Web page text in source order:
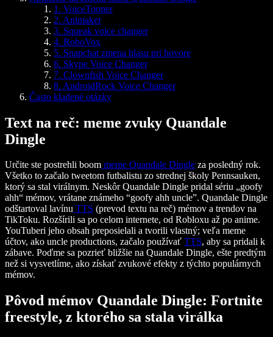
1. VoiceTooner
2. Animaker
3. Squeak voice changer
4. RoboVox
5. Snapchat zmena hlasu pri hovore
6. Skype Voice Changer
7. Clownfish Voice Changer
8. AndroidRock Voice Changer
Často kladené otázky
Text na reč: meme zvuky Quandale
Dingle
Určite ste postrehli boom meme Quandale Dingle za posledný rok.
Všetko to začalo tweetom futbalistu zo strednej školy Pennsauken,
ktorý sa stal virálnym. Neskôr Quandale Dingle pridal sériu „goofy
ahh“ mémov, vrátane známeho “goofy ahh uncle”. Quandale Dingle
odštartoval lavínu TTS (prevod textu na reč) mémov a trendov na
TikToku. Rozšírili sa po celom internete, od Robloxu až po anime.
YouTuberi jeho obsah preposielali a tvorili vlastný; veľa meme
účtov, ako uncle productions, začalo používať TTS, aby sa pridali k
zábave. Poďme sa pozrieť bližšie na Quandale Dingle, ešte predtým
než si vysvetlíme, ako získať zvukové efekty z týchto populárnych
mémov.
Pôvod mémov Quandale Dingle: Fortnite
freestyle, z ktorého sa stala virálka